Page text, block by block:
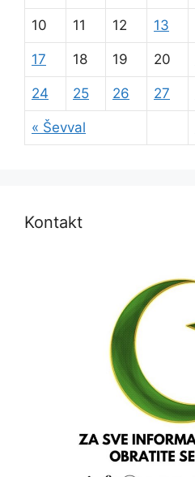
« Ševval
10 11 12 13
17 18 19 20
24 25 26 27
Kontakt